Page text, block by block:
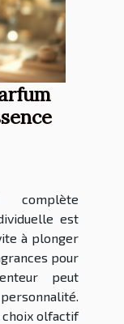
est
à plonger
pour
peut
choix olfactif